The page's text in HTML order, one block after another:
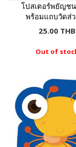
โปสเตอร์พยัญช
พร้อมแถบวัดส่
25.00 THB
Out of